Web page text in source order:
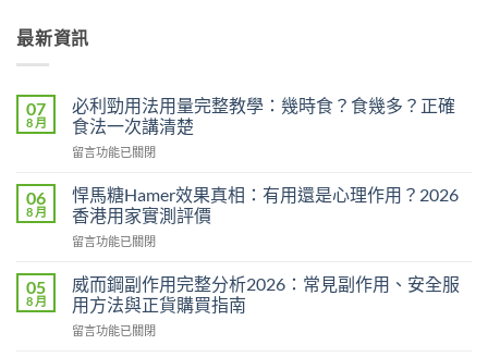
最新資訊
07
8 月
必利勁用法用量完整教學：幾時食？食幾多？正確
食法一次講清楚
在
利
勁
用
法
量
完
整
教
留言功能已關閉
06
8 月
悍馬糖Hamer效果真相：有用還是心理作用？2026
香港用家實測評價
在
馬
糖
Hamer
效
留言功能已關閉
05
8 月
威而鋼副作用完整分析2026：常見副作用、安全服
用方法與正貨購買指南
在
留言功能已關閉